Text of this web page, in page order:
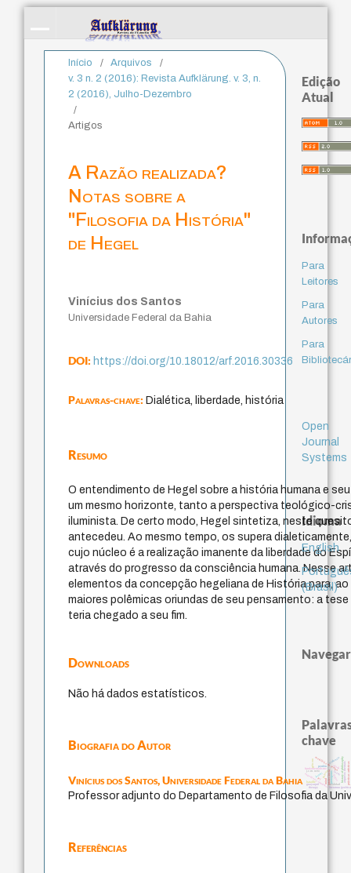
Início / Arquivos
/
v. 3 n. 2 (2016): Revista Aufklärung. v. 3, n.
2 (2016), Julho-Dezembro
/
Artigos
A Razão realizada?
Notas sobre a
"Filosofia da História"
de Hegel
Vinícius dos Santos
Universidade Federal da Bahia
DOI:https://doi.org/10.18012/arf.2016.30336
Palavras-chave:Dialética, liberdade, história
Resumo
O entendimento de Hegel sobre a história humana e seu
um mesmo horizonte, tanto a perspectiva teológico-
iluminista. De certo modo, Hegel sintetiza, neste
antecedeu. Ao mesmo tempo, os supera
cujo núcleo é a realização imanente da liberdade do
através do progresso da consciência humana. Nesse
elementos da concepção hegeliana de História para, ao
maiores polêmicas oriundas de seu pensamento: a
teria chegado a seu fim.
Downloads
Não há dados estatísticos.
Biografia do Autor
Vinícius dos Santos,Universidade Federal da Bahia
Professor adjunto do Departamento de Filosofia da
Referências
Edição
Atual
Para
Leitores
Para
Autores
Para
Open
Journal
Systems
Idioma
English
(Brasil)
Navegar
chave
fundamentalismo
jacobi protágoras
experiência temporal
metafísica do tempo
género idade
intolerância history of philosophy
j.c.m. neto palavra
literatura
perdón
leyes
violencia
guayaquil
logos
lei arquivos mentais
bataille mind
therapy
prácticas artísticas
realidad